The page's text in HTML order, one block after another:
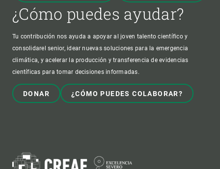
¿Cómo puedes ayudar?
Tu contribución nos ayuda a apoyar al joven talento científico y
consolidarel senior, idear nuevas soluciones para la emergencia
climática, y acelerar la producción y transferencia de evidencias
científicas para tomar decisiones informadas.
DONAR ¿CÓMO PUEDES COLABORAR?